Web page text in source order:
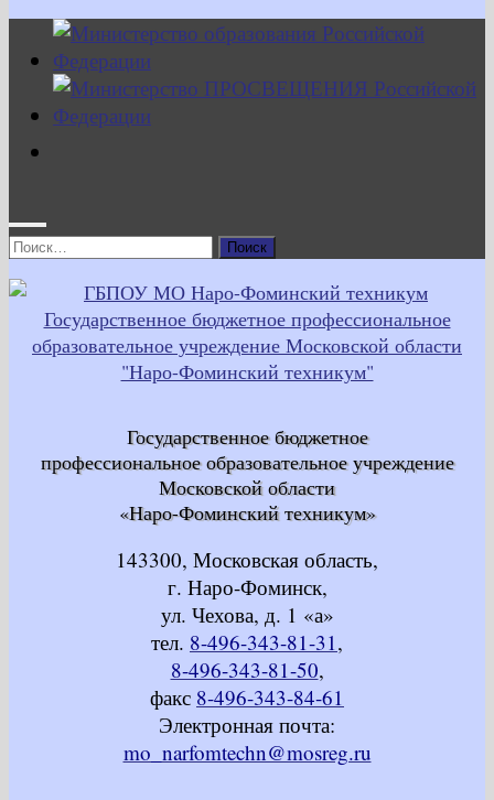
Найти:
Государственное бюджетное
профессиональное образовательное учреждение
Московской области
«Наро-Фоминский техникум»
143300, Московская область,
г. Наро-Фоминск,
ул. Чехова, д. 1 «а»
тел. 8-496-343-81-31,
8-496-343-81-50,
факс 8-496-343-84-61
Электронная почта:
mo_narfomtechn@mosreg.ru